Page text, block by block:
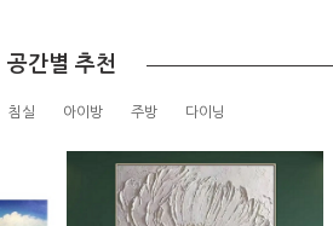
공간별 추천
침실 아이방 주방 다이닝